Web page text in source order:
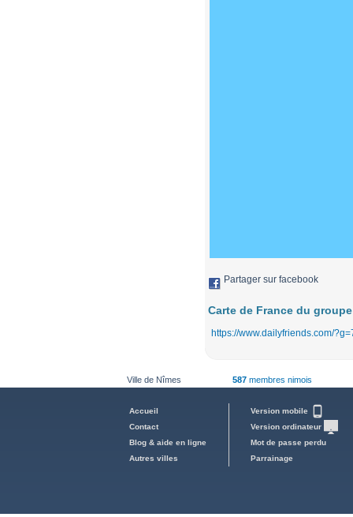
Partager sur facebook
Carte de France du groupe
https://www.dailyfriends.com/
Ville de Nîmes 587membres nimois
Accueil
Contact
Blog & aide en ligne
Autres villes
Version mobile
Version ordinateur
Mot de passe perdu
Parrainage